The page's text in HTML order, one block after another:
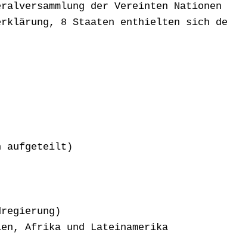
der Vereinten Nationen
8 Staaten enthielten sich
aufgeteilt)
Afrika und Lateinamerika